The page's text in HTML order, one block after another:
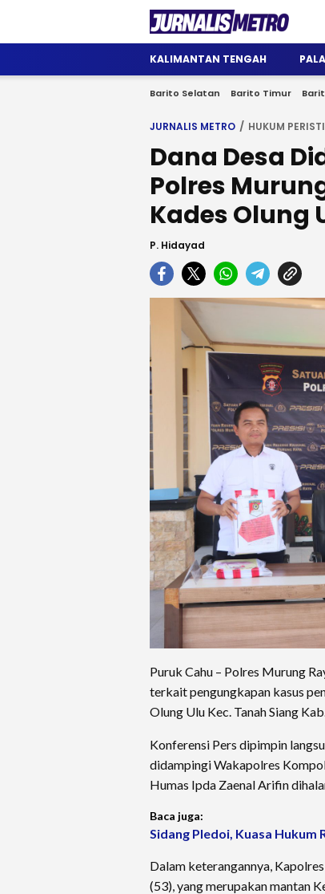
Jurnalis Metro
Satu Wadah Informasi
KALIMANTAN TENGAH
Barito Selatan Barito Timur
JURNALIS METRO HUKUM
Dana Desa
Polres
Kades Olung
P. Hidayad
Puruk Cahu – Polres Murung
terkait pengungkapan kasus
Olung Ulu Kec. Tanah Siang
Konferensi Pers dipimpin
didampingi Wakapolres
Humas Ipda Zaenal Arifin
Baca juga:
Sidang Pledoi, Kuasa
Dalam keterangannya,
(53), yang merupakan mantan